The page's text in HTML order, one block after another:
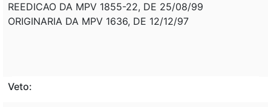
REEDICAO DA MPV 1855-22, DE 25/08/99
ORIGINARIA DA MPV 1636, DE 12/12/97
Veto: